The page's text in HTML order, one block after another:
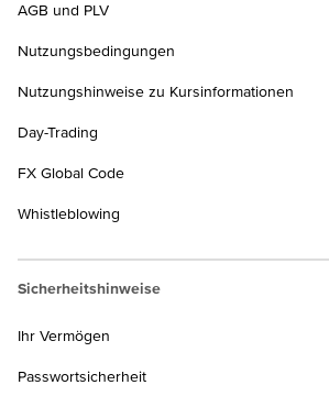
AGB und PLV
Nutzungsbedingungen
Nutzungshinweise zu Kursinformationen
Day-Trading
FX Global Code
Whistleblowing
Sicherheitshinweise
Ihr Vermögen
Passwortsicherheit